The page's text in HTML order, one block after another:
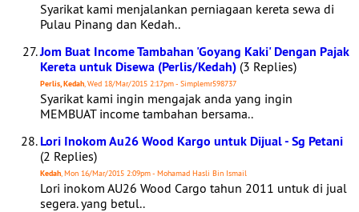
Syarikat kami menjalankan perniagaan kereta sewa di
Pulau Pinang dan Kedah..
Jom Buat Income Tambahan 'Goyang Kaki' Dengan Pajak
Kereta untuk Disewa (Perlis/Kedah) (3 Replies)
Perlis, Kedah, Wed 18/Mar/2015 2:17pm - Simplemr598737
Syarikat kami ingin mengajak anda yang ingin
MEMBUAT income tambahan bersama..
Lori Inokom Au26 Wood Kargo untuk Dijual - Sg Petani
(2 Replies)
Kedah, Mon 16/Mar/2015 2:09pm - Mohamad Hasli Bin Ismail
Lori inokom AU26 Wood Cargo tahun 2011 untuk di jual
segera. yang betul..